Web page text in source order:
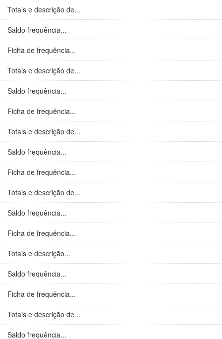
Totais e descrição de...
Saldo frequência...
Ficha de frequência...
Totais e descrição de...
Saldo frequência...
Ficha de frequência...
Totais e descrição de...
Saldo frequência...
Ficha de frequência...
Totais e descrição de...
Saldo frequência...
Ficha de frequência...
Totais e descrição...
Saldo frequência...
Ficha de frequência...
Totais e descrição de...
Saldo frequência...